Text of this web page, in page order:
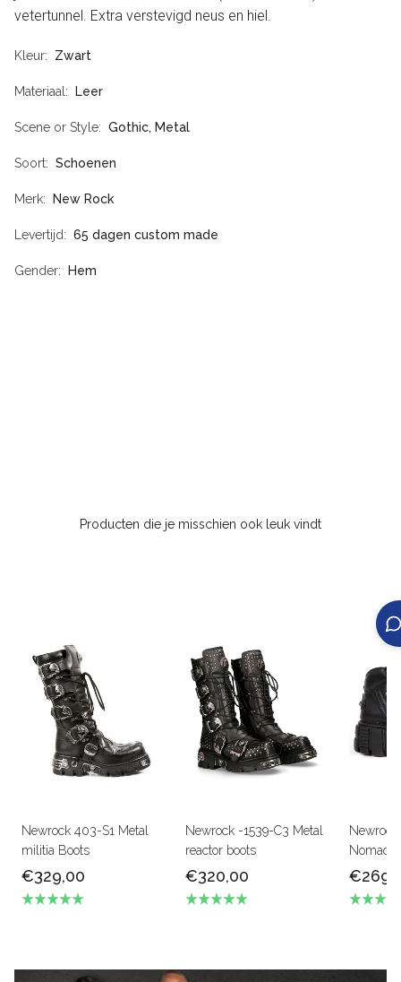
vetertunnel. Extra verstevigd neus en hiel.
Kleur Zwart
Materiaal Leer
Scene or Style Gothic, Metal
Soort Schoenen
Merk New Rock
Levertijd 65 dagen custom made
Gender Hem
Producten die je misschien ook leuk vindt
Newrock 403-S1 Metal
militia Boots
€329,00
Newrock -1539-C3 Metal
reactor boots
€320,00
Nomado